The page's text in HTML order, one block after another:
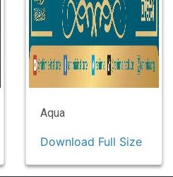
Aqua
Download Full Size